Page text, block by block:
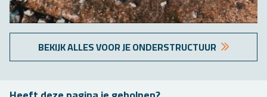
BE­KIJK ALLES VOOR JE ON­DER­STRUC­TUUR